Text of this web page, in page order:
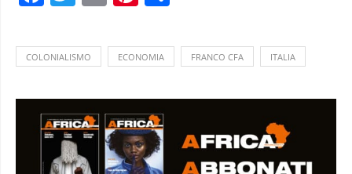
COLONIALISMO ECONOMIA FRANCO CFA ITALIA